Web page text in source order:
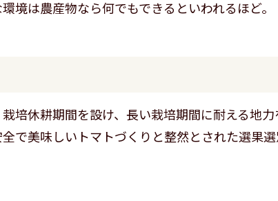
境は農産物なら何でもできるといわれるほど。
培休耕期間を設け、長い栽培期間に耐える地
で美味しいトマトづくりと整然とされた選果